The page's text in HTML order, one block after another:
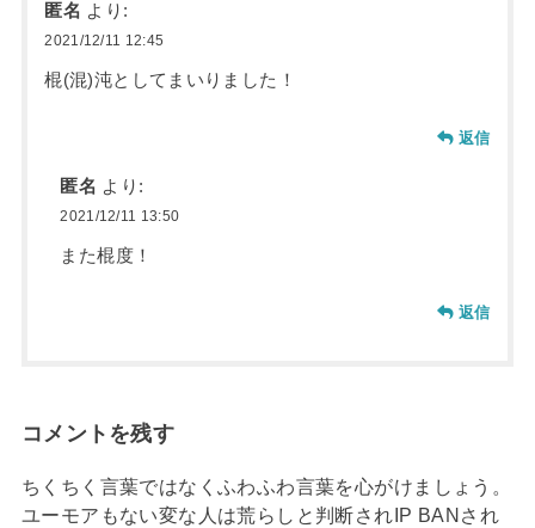
匿名 より:
2021/12/11 12:45
棍(混)沌としてまいりました！
返信
匿名 より:
2021/12/11 13:50
また棍度！
返信
コメントを残す
ちくちく言葉ではなくふわふわ言葉を心がけましょう。
ユーモアもない変な人は荒らしと判断されIP BANされ